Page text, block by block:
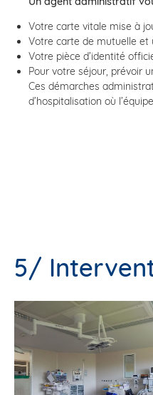
Votre carte vitale mise à
Votre carte de mutuelle et
Votre pièce d’identité
Pour votre séjour, prévoir
Ces démarches
d’hospitalisation où
5/